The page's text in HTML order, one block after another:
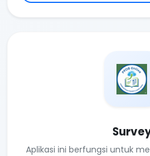
Aplikasi ini berfungsi untuk